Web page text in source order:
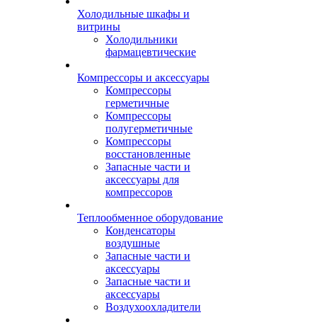
Холодильные шкафы и
витрины
Холодильники
фармацевтические
Компрессоры и аксессуары
Компрессоры
герметичные
Компрессоры
полугерметичные
Компрессоры
восстановленные
Запасные части и
аксессуары для
компрессоров
Теплообменное оборудование
Конденсаторы
воздушные
Запасные части и
аксессуары
Запасные части и
аксессуары
Воздухоохладители